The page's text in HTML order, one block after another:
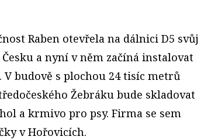
Raben otevřela na dálnici D5 svůj
a nyní v něm začíná instalovat
budově s plochou 24 tisíc metrů
Žebráku bude skladovat
a krmivo pro psy. Firma se sem
v Hořovicích.